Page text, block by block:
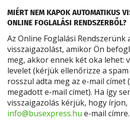
MIÉRT NEM KAPOK AUTOMATIKUS
ONLINE FOGLALÁSI RENDSZERBŐL?
Az Online Foglalási
visszaigazolást, amikor Ön
meg, akkor ennek két oka lehet:
levelet (kérjük ellenőrizze a
rosszul adta meg az e-mail címet
megadott e-mail címet). Ha így
visszaigazolás kérjük, hogy írjon,
info@busexpress.hu e-mail címre.